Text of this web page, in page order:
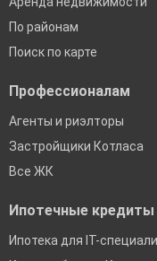
По районам
Поиск по карте
Профессионалам
Агенты и риэлторы
Застройщики Котласа
Все ЖК
Ипотечные кредиты
Ипотека для IT-